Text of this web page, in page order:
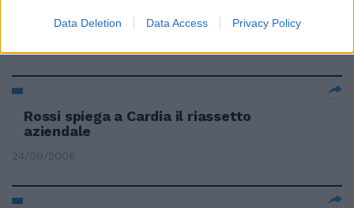
Data Deletion Data Access Privacy Policy
«Non sappiamo come uscirne»
Rossi spiega a Cardia il riassetto
aziendale
24/09/2006